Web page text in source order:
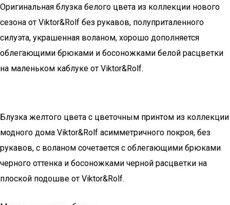
Оригинальная блузка белого цвета из коллекции нового
сезона от Viktor&Rolf без рукавов, полуприталенного
силуэта, украшенная воланом, хорошо дополняется
облегающими брюками и босоножками белой расцветки
на маленьком каблуке от Viktor&Rolf.
Блузка желтого цвета с цветочным принтом из коллекции
модного дома Viktor&Rolf асимметричного покроя, без
рукавов, с воланом сочетается с облегающими брюками
черного оттенка и босоножками черной расцветки на
плоской подошве от Viktor&Rolf.